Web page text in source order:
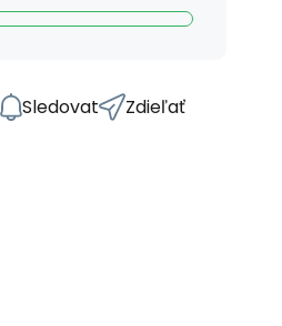
Sledovat Zdieľať